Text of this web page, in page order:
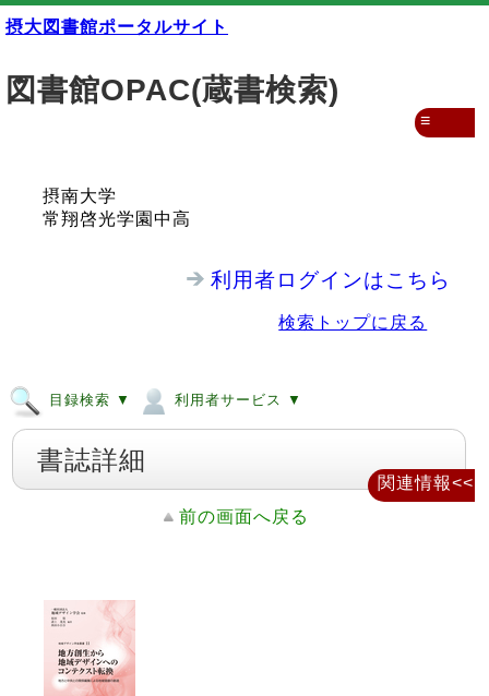
摂大図書館ポータルサイト
図書館OPAC(蔵書検索)
摂南大学
常翔啓光学園中高
利用者ログインはこちら
検索トップに戻る
目録検索 ▼ 利用者サービス ▼
≡
書誌詳細
前の画面へ戻る
関連情報<<